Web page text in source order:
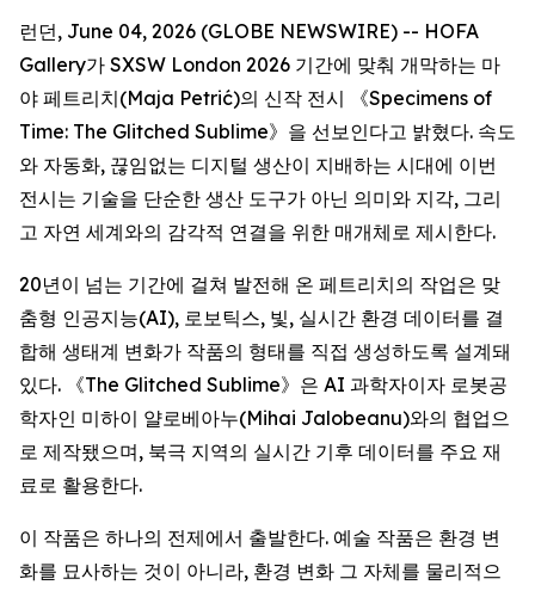
런던, June 04, 2026 (GLOBE NEWSWIRE) -- HOFA
Gallery가 SXSW London 2026 기간에 맞춰 개막하는 마
야 페트리치(Maja Petrić)의 신작 전시 《Specimens of
Time: The Glitched Sublime》을 선보인다고 밝혔다. 속도
와 자동화, 끊임없는 디지털 생산이 지배하는 시대에 이번
전시는 기술을 단순한 생산 도구가 아닌 의미와 지각, 그리
고 자연 세계와의 감각적 연결을 위한 매개체로 제시한다.
20년이 넘는 기간에 걸쳐 발전해 온 페트리치의 작업은 맞
춤형 인공지능(AI), 로보틱스, 빛, 실시간 환경 데이터를 결
합해 생태계 변화가 작품의 형태를 직접 생성하도록 설계돼
있다. 《The Glitched Sublime》은 AI 과학자이자 로봇공
학자인 미하이 얄로베아누(Mihai Jalobeanu)와의 협업으
로 제작됐으며, 북극 지역의 실시간 기후 데이터를 주요 재
료로 활용한다.
이 작품은 하나의 전제에서 출발한다. 예술 작품은 환경 변
화를 묘사하는 것이 아니라, 환경 변화 그 자체를 물리적으